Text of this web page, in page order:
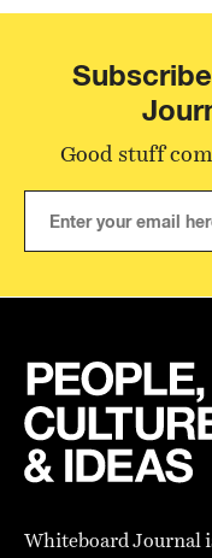
Good stuff
Whiteboard Journal